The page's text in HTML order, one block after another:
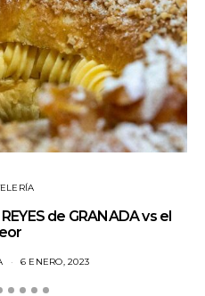
de GRANADA vs el
6 ENERO, 2023